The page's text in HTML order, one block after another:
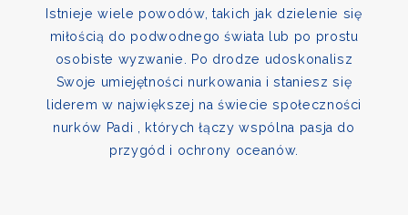
Istnieje wiele powodów, takich jak dzielenie się
miłością do podwodnego świata lub po prostu
osobiste wyzwanie. Po drodze udoskonalisz
Swoje umiejętności nurkowania i staniesz się
liderem w największej na świecie społeczności
nurków Padi , których łączy wspólna pasja do
przygód i ochrony oceanów.